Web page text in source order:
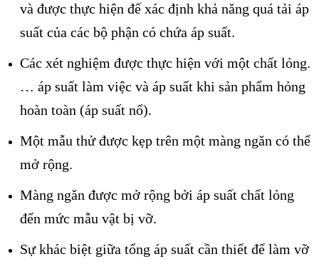
và được thực hiện để xác định khả năng quá tải áp
suất của các bộ phận có chứa áp suất.
Các xét nghiệm được thực hiện với một chất lỏng.
… áp suất làm việc và áp suất khi sản phẩm hỏng
hoàn toàn (áp suất nổ).
Một mẫu thử được kẹp trên một màng ngăn có thể
mở rộng.
Màng ngăn được mở rộng bởi áp suất chất lỏng
đến mức mẫu vật bị vỡ.
Sự khác biệt giữa tổng áp suất cần thiết để làm vỡ